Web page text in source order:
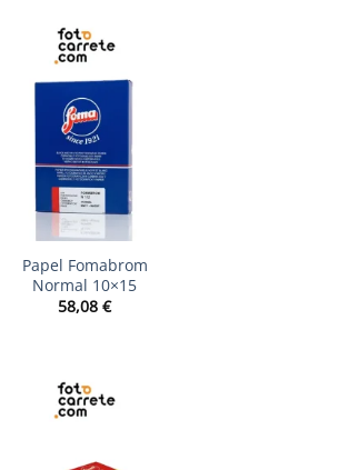
Papel Fomabrom
Normal 10×15
58,08 €